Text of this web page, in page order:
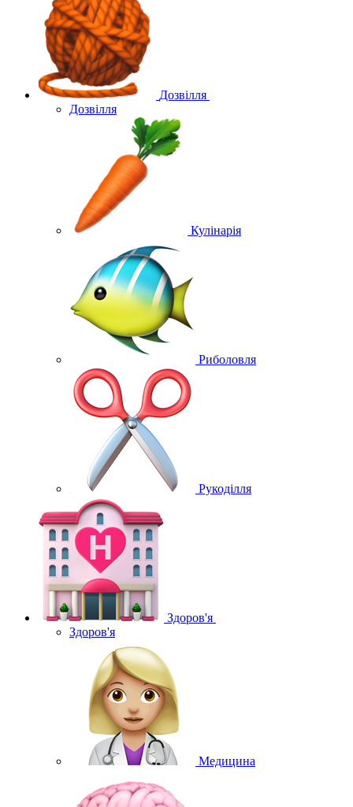
Дозвілля
Дозвілля
Кулінарія
Риболовля
Рукоділля
Здоров'я
Здоров'я
Медицина